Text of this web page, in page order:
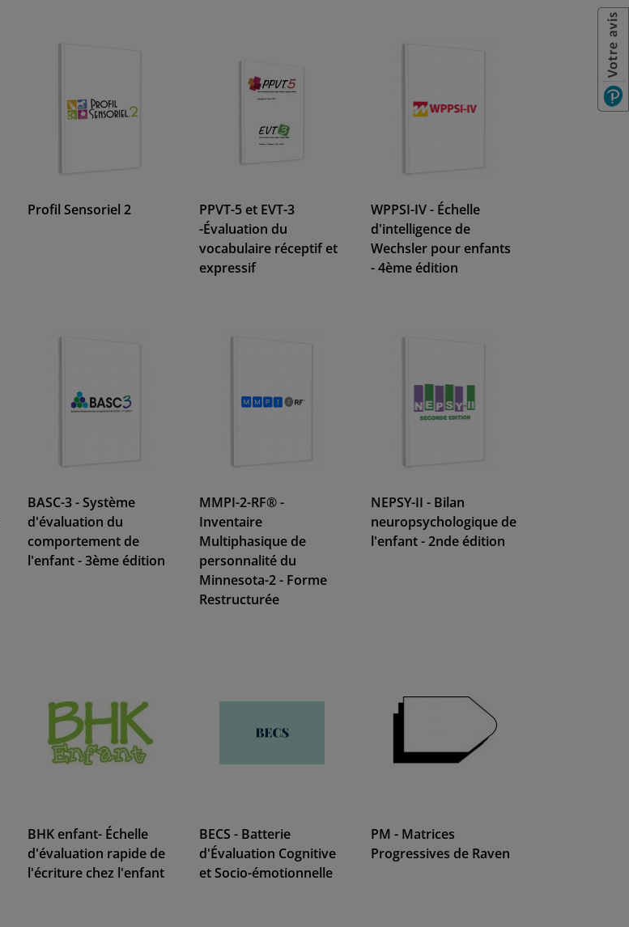
Profil Sensoriel 2
PPVT-5 et EVT-3
-Évaluation du
vocabulaire réceptif et
expressif
WPPSI-IV - Échelle
d'intelligence de
Wechsler pour enfants
- 4ème édition
BASC-3 - Système
d'évaluation du
comportement de
l'enfant - 3ème édition
MMPI-2-RF® -
Inventaire
Multiphasique de
personnalité du
Minnesota-2 - Forme
Restructurée
NEPSY-II - Bilan
neuropsychologique de
l'enfant - 2nde édition
BHK enfant- Échelle
d'évaluation rapide de
l'écriture chez l'enfant
BECS - Batterie
d'Évaluation Cognitive
et Socio-émotionnelle
PM - Matrices
Progressives de Raven